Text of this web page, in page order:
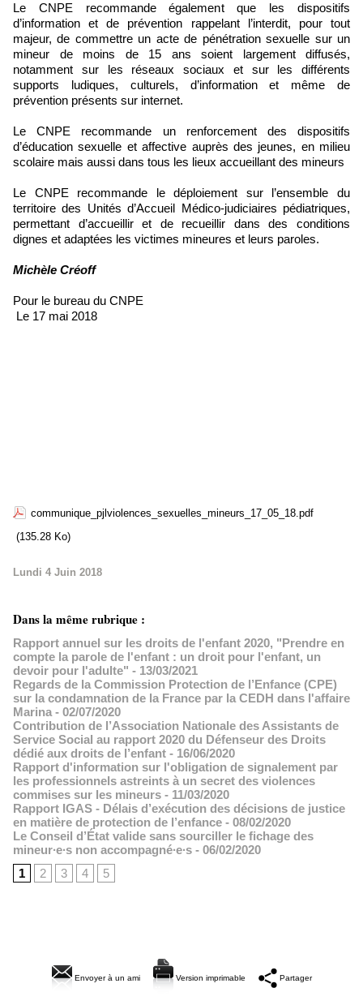
Le CNPE recommande également que les dispositifs
d’information et de prévention rappelant l’interdit, pour tout
majeur, de commettre un acte de pénétration sexuelle sur un
mineur de moins de 15 ans soient largement diffusés,
notamment sur les réseaux sociaux et sur les différents
supports ludiques, culturels, d’information et même de
prévention présents sur internet.
Le CNPE recommande un renforcement des dispositifs
d’éducation sexuelle et affective auprès des jeunes, en milieu
scolaire mais aussi dans tous les lieux accueillant des mineurs
Le CNPE recommande le déploiement sur l’ensemble du
territoire des Unités d’Accueil Médico-judiciaires pédiatriques,
permettant d’accueillir et de recueillir dans des conditions
dignes et adaptées les victimes mineures et leurs paroles.
Michèle Créoff
Pour le bureau du CNPE
Le 17 mai 2018
communique_pjlviolences_sexuelles_mineurs_17_05_18.pdf
(135.28 Ko)
Lundi 4 Juin 2018
Dans la même rubrique :
Rapport annuel sur les droits de l'enfant 2020, "Prendre en
compte la parole de l'enfant : un droit pour l'enfant, un
devoir pour l'adulte" - 13/03/2021
Regards de la Commission Protection de l’Enfance (CPE)
sur la condamnation de la France par la CEDH dans l'affaire
Marina - 02/07/2020
Contribution de l’Association Nationale des Assistants de
Service Social au rapport 2020 du Défenseur des Droits
dédié aux droits de l’enfant - 16/06/2020
Rapport d'information sur l'obligation de signalement par
les professionnels astreints à un secret des violences
commises sur les mineurs - 11/03/2020
Rapport IGAS - Délais d’exécution des décisions de justice
en matière de protection de l’enfance - 08/02/2020
Le Conseil d’État valide sans sourciller le fichage des
mineur∙e∙s non accompagné∙e∙s - 06/02/2020
1
2 3 4 5
Envoyer à un ami Version imprimable Partager